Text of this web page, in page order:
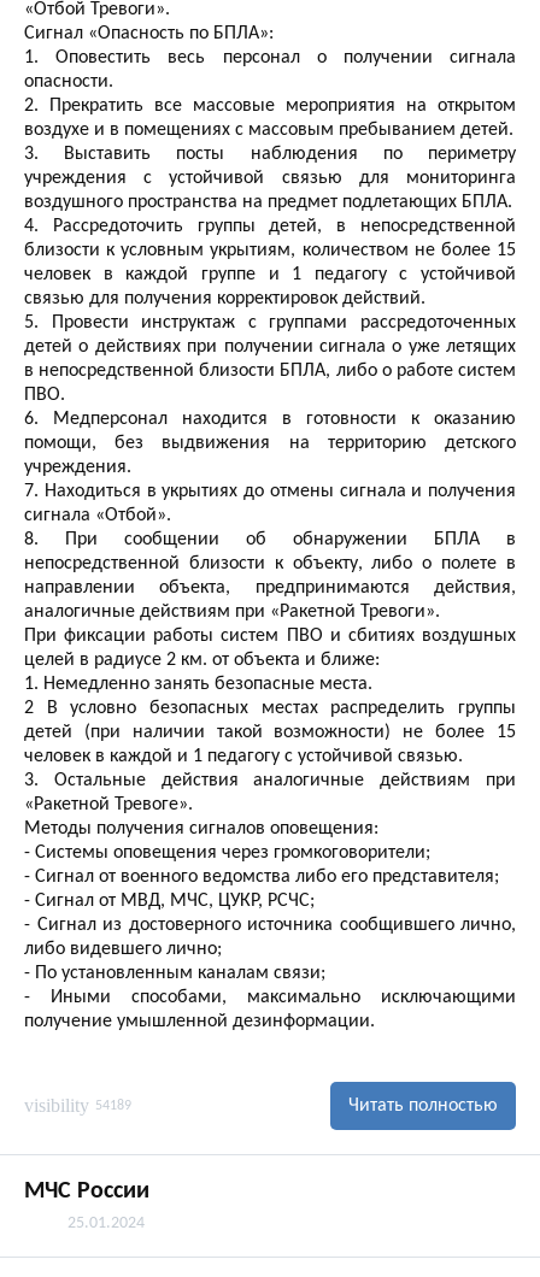
«Отбой Тревоги».
Сигнал «Опасность по БПЛА»:
1. Оповестить весь персонал о получении сигнала
опасности.
2. Прекратить все массовые мероприятия на открытом
воздухе и в помещениях с массовым пребыванием детей.
3. Выставить посты наблюдения по периметру
учреждения с устойчивой связью для мониторинга
воздушного пространства на предмет подлетающих БПЛА.
4. Рассредоточить группы детей, в непосредственной
близости к условным укрытиям, количеством не более 15
человек в каждой группе и 1 педагогу с устойчивой
связью для получения корректировок действий.
5. Провести инструктаж с группами рассредоточенных
детей о действиях при получении сигнала о уже летящих
в непосредственной близости БПЛА, либо о работе систем
ПВО.
6. Медперсонал находится в готовности к оказанию
помощи, без выдвижения на территорию детского
учреждения.
7. Находиться в укрытиях до отмены сигнала и получения
сигнала «Отбой».
8. При сообщении об обнаружении БПЛА в
непосредственной близости к объекту, либо о полете в
направлении объекта, предпринимаются действия,
аналогичные действиям при «Ракетной Тревоги».
При фиксации работы систем ПВО и сбитиях воздушных
целей в радиусе 2 км. от объекта и ближе:
1. Немедленно занять безопасные места.
2 В условно безопасных местах распределить группы
детей (при наличии такой возможности) не более 15
человек в каждой и 1 педагогу с устойчивой связью.
3. Остальные действия аналогичные действиям при
«Ракетной Тревоге».
Методы получения сигналов оповещения:
- Системы оповещения через громкоговорители;
- Сигнал от военного ведомства либо его представителя;
- Сигнал от МВД, МЧС, ЦУКР, РСЧС;
- Сигнал из достоверного источника сообщившего лично,
либо видевшего лично;
- По установленным каналам связи;
- Иными способами, максимально исключающими
получение умышленной дезинформации.
visibility 54189 Читать полностью
МЧС России
25.01.2024